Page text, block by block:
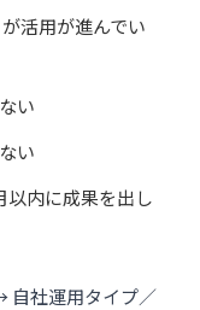
活用が進んでい
い
い
以内に成果を出し
自社運用タイプ／